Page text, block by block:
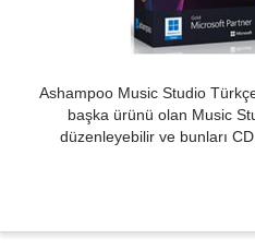
Ashampoo Music Studio
başka ürünü olan Music
düzenleyebilir ve bunları CD